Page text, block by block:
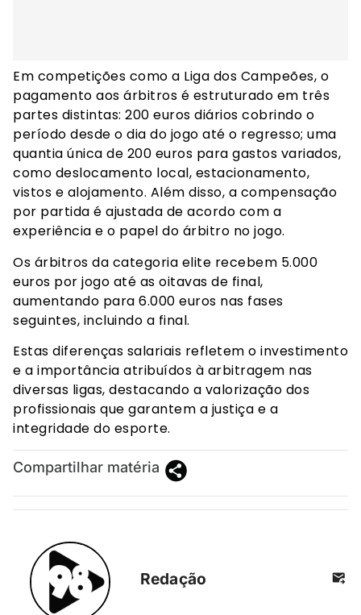
Em competições como a Liga dos Campeões, o
pagamento aos árbitros é estruturado em três
partes distintas: 200 euros diários cobrindo o
período desde o dia do jogo até o regresso; uma
quantia única de 200 euros para gastos variados,
como deslocamento local, estacionamento,
vistos e alojamento. Além disso, a compensação
por partida é ajustada de acordo com a
experiência e o papel do árbitro no jogo.
Os árbitros da categoria elite recebem 5.000
euros por jogo até as oitavas de final,
aumentando para 6.000 euros nas fases
seguintes, incluindo a final.
Estas diferenças salariais refletem o investimento
e a importância atribuídos à arbitragem nas
diversas ligas, destacando a valorização dos
profissionais que garantem a justiça e a
integridade do esporte.
Compartilhar matéria
Redação